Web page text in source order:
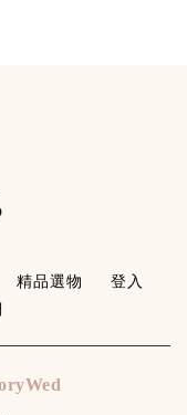
精品選物
登入